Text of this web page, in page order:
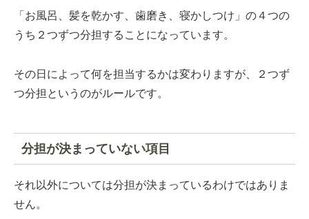
「お風呂、髪を乾かす、歯磨き、寝かしつけ」の４つの
うち２つずつ分担することになっています。
その日によって何を担当するかは変わりますが、２つず
つ分担というのがルールです。
分担が決まっていない項目
それ以外については分担が決まっているわけではありま
せん。